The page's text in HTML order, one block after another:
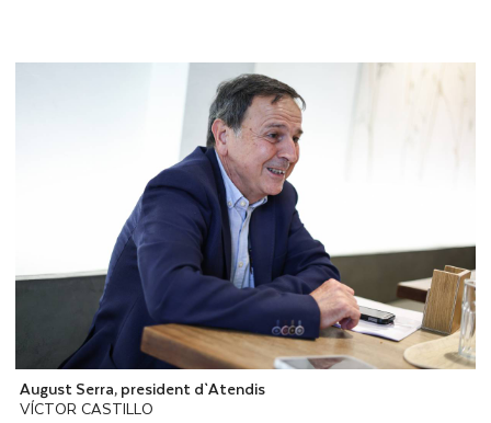
August Serra, president d`Atendis
VÍCTOR CASTILLO